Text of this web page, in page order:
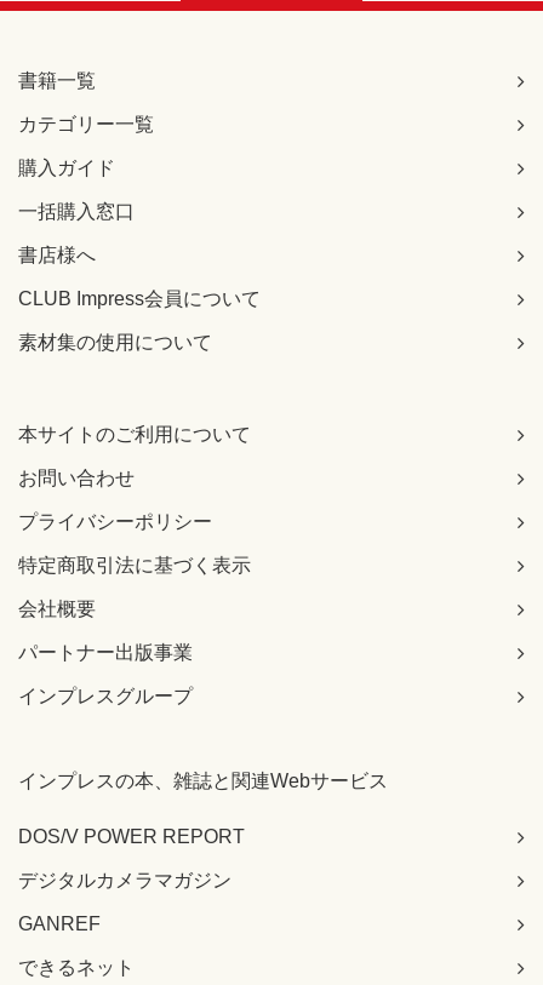
書籍一覧
カテゴリー一覧
購入ガイド
一括購入窓口
書店様へ
CLUB Impress会員について
素材集の使用について
本サイトのご利用について
お問い合わせ
プライバシーポリシー
特定商取引法に基づく表示
会社概要
パートナー出版事業
インプレスグループ
インプレスの本、雑誌と関連Webサービス
DOS/V POWER REPORT
デジタルカメラマガジン
GANREF
できるネット